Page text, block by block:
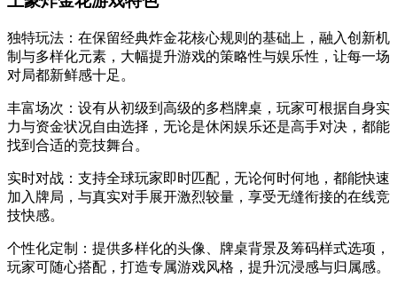
独特玩法：在保留经典炸金花核心规则的基础上，融入创新机
制与多样化元素，大幅提升游戏的策略性与娱乐性，让每一场
对局都新鲜感十足。
丰富场次：设有从初级到高级的多档牌桌，玩家可根据自身实
力与资金状况自由选择，无论是休闲娱乐还是高手对决，都能
找到合适的竞技舞台。
实时对战：支持全球玩家即时匹配，无论何时何地，都能快速
加入牌局，与真实对手展开激烈较量，享受无缝衔接的在线竞
技快感。
个性化定制：提供多样化的头像、牌桌背景及筹码样式选项，
玩家可随心搭配，打造专属游戏风格，提升沉浸感与归属感。